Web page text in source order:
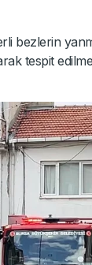
bezlerin
tespit